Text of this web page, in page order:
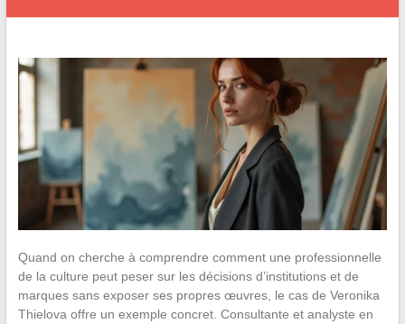
Quand on cherche à comprendre comment une professionnelle
de la culture peut peser sur les décisions d’institutions et de
marques sans exposer ses propres œuvres, le cas de Veronika
Thielova offre un exemple concret. Consultante et analyste en